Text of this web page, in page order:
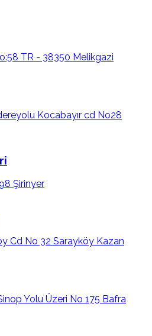
TR - 38350 Melikgazi
Kocabayır cd No28
Şirinyer
Cd No 32 Sarayköy Kazan
Yolu Üzeri No 175 Bafra